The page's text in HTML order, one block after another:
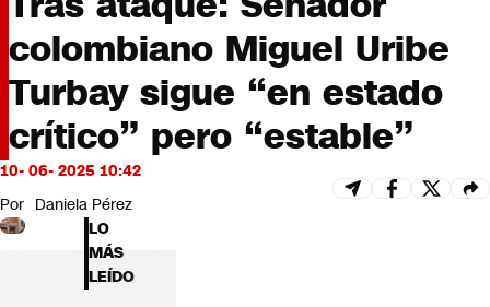
Programas completos
Cultura
Servicios
Bits
CNN Data
CNN tiempo
Futuro 360
colombiano Miguel Uribe
Turbay sigue “en estado
crítico” pero “estable”
10- 06- 2025 10:42
Por Daniela Pérez
LO
MÁS
LEÍDO